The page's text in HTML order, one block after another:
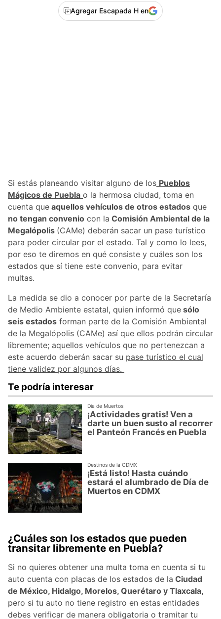
Agregar Escapada H en
Si estás planeando visitar alguno de los Pueblos
Mágicos de Puebla o la hermosa ciudad, toma en
cuenta que aquellos vehículos de otros estados que
no tengan convenio con la Comisión Ambiental de la
Megalópolis (CAMe) deberán sacar un pase turístico
para poder circular por el estado. Tal y como lo lees,
por eso te diremos en qué consiste y cuáles son los
estados que sí tiene este convenio, para evitar
multas.
La medida se dio a conocer por parte de la Secretaría
de Medio Ambiente estatal, quien informó que sólo
seis estados forman parte de la Comisión Ambiental
de la Megalópolis (CAMe) así que ellos podrán circular
libremente; aquellos vehículos que no pertenezcan a
este acuerdo deberán sacar su pase turístico el cual
tiene validez por algunos días.
Te podría interesar
Dia de Muertos
¡Actividades gratis! Ven a
darte un buen susto al recorrer
el Panteón Francés en Puebla
Destinos de la CDMX
¡Está listo! Hasta cuándo
estará el alumbrado de Día de
Muertos en CDMX
¿Cuáles son los estados que pueden
transitar libremente en Puebla?
Si no quieres obtener una multa toma en cuenta si tu
auto cuenta con placas de los estados de la Ciudad
de México, Hidalgo, Morelos, Querétaro y Tlaxcala,
pero si tu auto no tiene registro en estas entidades
debes verificar de manera obligatoria o tramitar tu